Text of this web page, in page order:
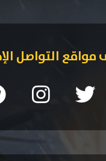
مواقع التواصل